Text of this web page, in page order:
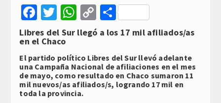
Facebook
Twitter
WhatsApp
Copy
Link
Compartir
Libres del Sur llegó a los 17 mil afiliados/as
en el Chaco
El partido político Libres del Sur llevó adelante
una Campaña Nacional de afiliaciones en el mes
de mayo, como resultado en Chaco sumaron 11
mil nuevos/as afiliados/s, logrando 17 mil en
toda la provincia.